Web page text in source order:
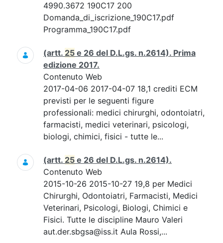
4990.3672 190C17 200
Domanda_di_iscrizione_190C17.pdf
Programma_190C17.pdf
(artt. 25 e 26 del D.L.gs. n.2614). Prima
edizione 2017.
Contenuto Web
2017-04-06 2017-04-07 18,1 crediti ECM
previsti per le seguenti figure
professionali: medici chirurghi, odontoiatri,
farmacisti, medici veterinari, psicologi,
biologi, chimici, fisici - tutte le...
(artt. 25 e 26 del D.L.gs. n.2614).
Contenuto Web
2015-10-26 2015-10-27 19,8 per Medici
Chirurghi, Odontoiatri, Farmacisti, Medici
Veterinari, Psicologi, Biologi, Chimici e
Fisici. Tutte le discipline Mauro Valeri
aut.der.sbgsa@iss.it Aula Rossi,...